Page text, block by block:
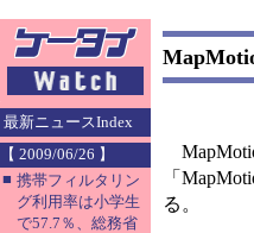
最新ニュースIndex
【 2009/06/26 】
■ 携帯フィルタリン
グ利用率は小学生
で57.7％、総務省
「
る。